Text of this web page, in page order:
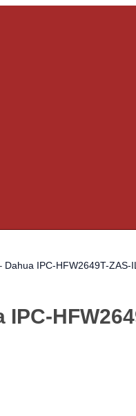
IPC-HFW2649T-ZAS-IL